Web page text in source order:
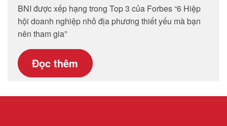
BNI được xếp hạng trong Top 3 của Forbes “6 Hiệp
hội doanh nghiệp nhỏ địa phương thiết yếu mà bạn
nên tham gia”
Đọc thêm